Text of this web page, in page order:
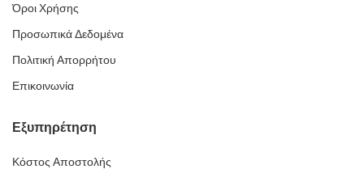
Όροι Χρήσης
Προσωπικά Δεδομένα
Πολιτική Απορρήτου
Επικοινωνία
Εξυπηρέτηση
Κόστος Αποστολής